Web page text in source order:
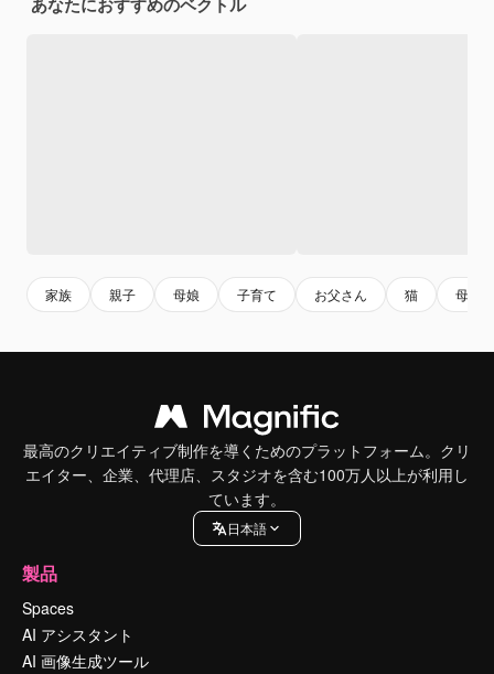
家族 親子 母娘 子育て お父さん 猫 母
最高のクリエイティブ制作を導くためのプラットフォーム。クリ
エイター、企業、代理店、スタジオを含む100万人以上が利用し
ています。
日本語
製品
Spaces
AI アシスタント
AI 画像生成ツール